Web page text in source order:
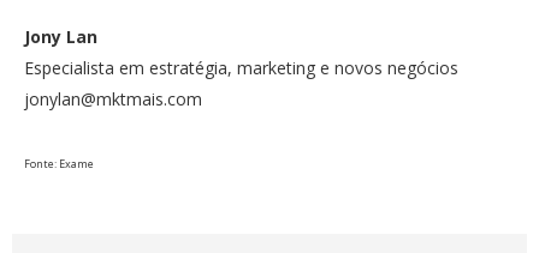
Jony Lan
Especialista em estratégia, marketing e novos negócios
jonylan@mktmais.com
Fonte: Exame